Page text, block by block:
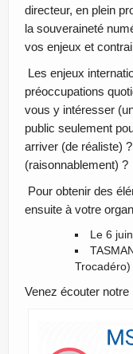
directeur, en plein
la souveraineté
vos enjeux et
Les enjeux
préoccupations
vous y intéresser
public seulement
arriver (de réaliste)
(raisonnablement) ?
Pour obtenir des
ensuite à votre
Le 6
Trocadéro)
Venez écouter notre